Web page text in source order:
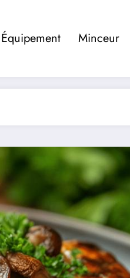
Équipement Minceur